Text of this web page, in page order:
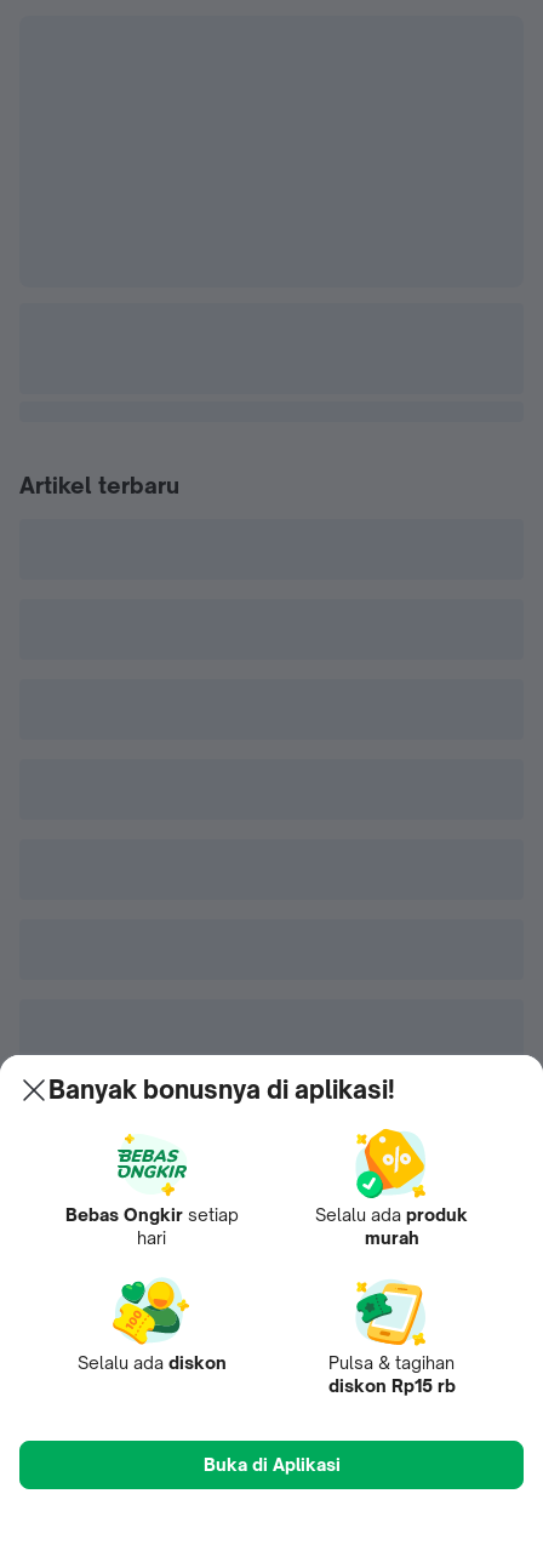
Artikel terbaru
Banyak bonusnya di aplikasi!
Bebas Ongkir setiap
hari
Selalu ada produk
murah
Selalu ada diskon
Pulsa & tagihan
diskon Rp15 rb
Buka di Aplikasi